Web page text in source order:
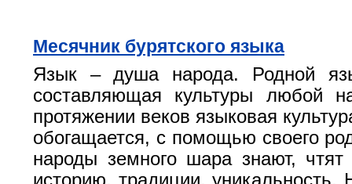
Месячник бурятского языка
Язык – душа народа. Родной
составляющая культуры любой
протяжении веков языковая
обогащается, с помощью своего
народы земного шара знают,